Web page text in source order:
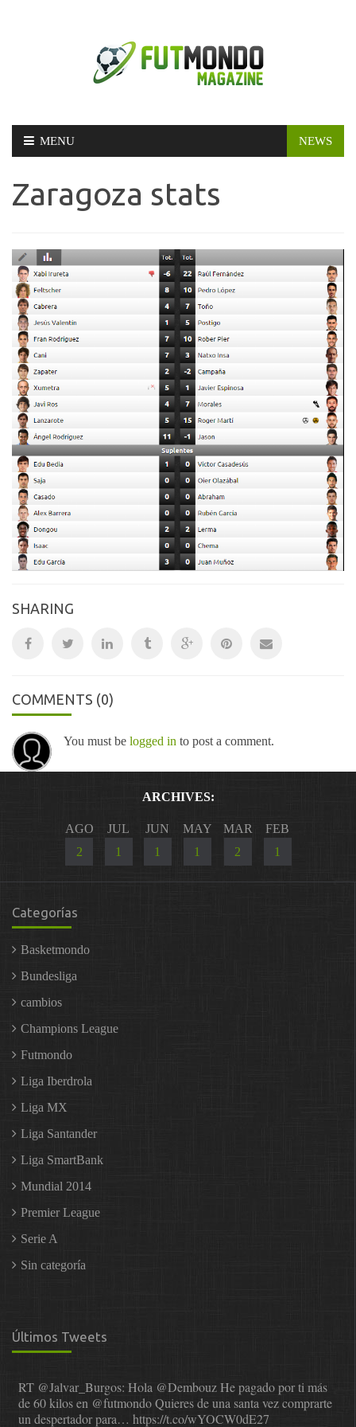
Skip
MENU NEWS
Zaragoza stats
SHARING
COMMENTS (0)
You must be logged in to post a comment.
ARCHIVES:
AGO
2
JUL
1
JUN
1
MAY
1
MAR
2
FEB
1
Categorías
Basketmondo
Bundesliga
cambios
Champions League
Futmondo
Liga Iberdrola
Liga MX
Liga Santander
Liga SmartBank
Mundial 2014
Premier League
Serie A
Sin categoría
Últimos Tweets
RT @Jalvar_Burgos: Hola @DembouzHe pagado por ti más
de 60 kilos en @futmondoQuieres de una santa vez comprarte
un despertador para… https://t.co/wYOCW0dE27